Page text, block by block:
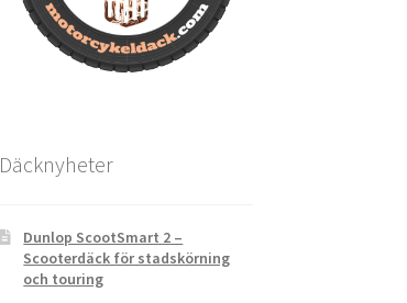
Däcknyheter
Dunlop ScootSmart 2 –
Scooterdäck för stadskörning
och touring